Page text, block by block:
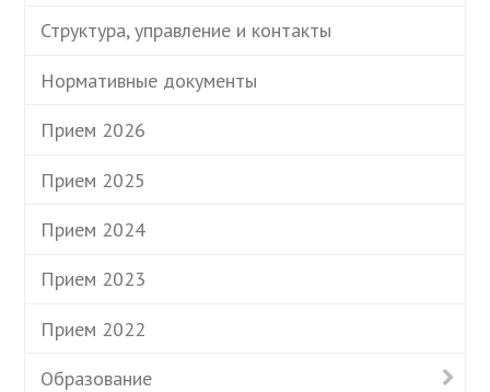
Структура, управление и контакты
Нормативные документы
Прием 2026
Прием 2025
Прием 2024
Прием 2023
Прием 2022
Образование